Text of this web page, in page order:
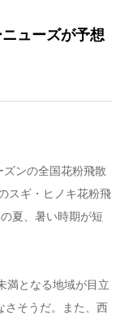
ューズが予想
ンの全国花粉飛散
スギ・ヒノキ花粉飛
夏、暑い時期が短
満となる地域が目立
さそうだ。また、西